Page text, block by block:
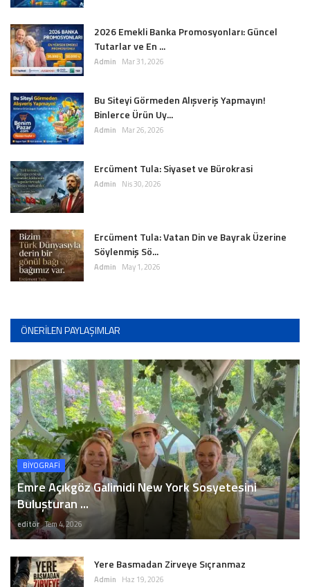
2026 Emekli Banka Promosyonları: Güncel
Tutarlar ve En ...
Admin Mar 31, 2026
Bu Siteyi Görmeden Alışveriş Yapmayın!
Binlerce Ürün Uy...
Admin Mar 26, 2026
Ercüment Tula: Siyaset ve Bürokrasi
Admin Nis 30, 2026
Ercüment Tula: Vatan Din ve Bayrak Üzerine
Söylenmiş Sö...
Admin May 1, 2026
ÖNERILEN PAYLAŞIMLAR
BİYOGRAFİ
Emre Açıkgöz Galimidi New York Sosyetesini
Buluşturan ...
editör Tem 4, 2026
Yere Basmadan Zirveye Sıçranmaz
Admin Haz 19, 2026